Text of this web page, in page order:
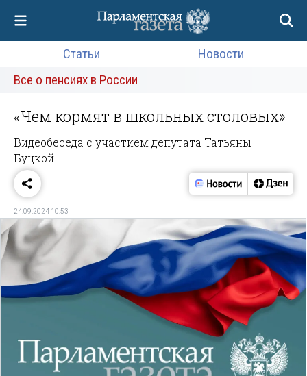
Статьи
Новости
Все о пенсиях в России
«Чем кормят в школьных столовых»
Видеобеседа с участием депутата Татьяны
Буцкой
24.09.2024 10:53